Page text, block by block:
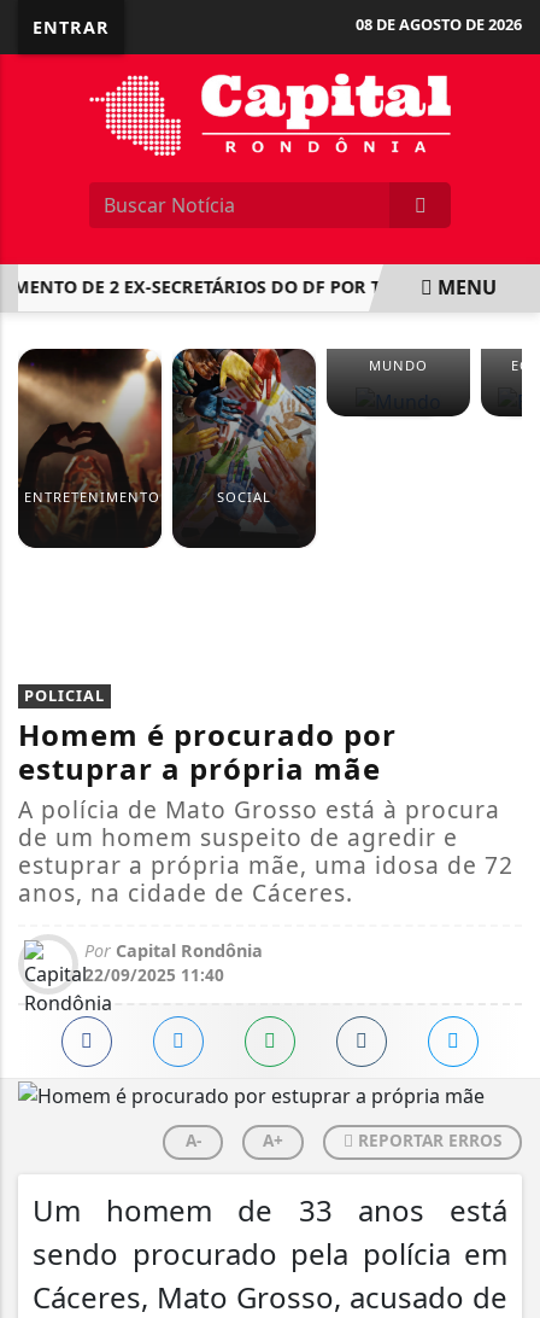
ENTRAR 08 DE AGOSTO DE 2026
DE 2 EX-SECRETÁRIOS DO DF POR TENTATIVA DE GOLPE
MENU
ENTRETENIMENTO SOCIAL
MUNDO
POLICIAL
Homem é procurado por
estuprar a própria mãe
A polícia de Mato Grosso está à procura
de um homem suspeito de agredir e
estuprar a própria mãe, uma idosa de 72
anos, na cidade de Cáceres.
Por Capital Rondônia
22/09/2025 11:40
A- A+ REPORTAR ERROS
Um homem de 33 anos está
sendo procurado pela polícia em
Cáceres, Mato Grosso, acusado de